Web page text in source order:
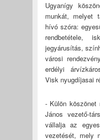
Ugyanígy
munkát, melyet
hívó szóra:
rendbetétele,
jegyárusítás,
városi
erdélyi
Visk nyugdíjasai
- Külön köszönet
János vezető-
vállalja az
vezetését, mely